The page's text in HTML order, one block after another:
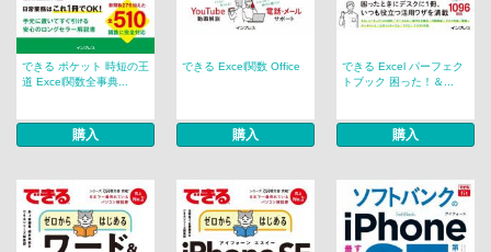
できる ポケット 時短の王
道 Excel関数全事典...
購入
できる Excel関数 Office
購入
できる Excel パーフェク
トブック 困った！＆...
購入